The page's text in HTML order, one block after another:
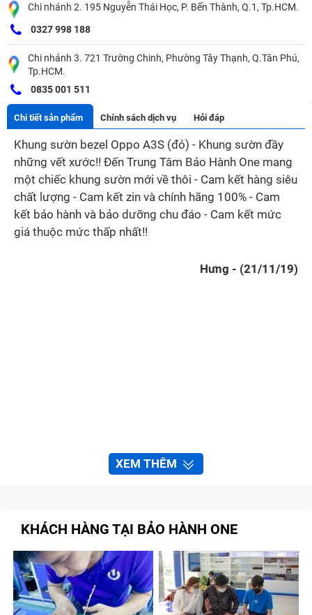
Chi nhánh 2. 195 Nguyễn Thái Học, P. Bến Thành, Q.1, Tp.HCM.
0327 998 188
Chi nhánh 3. 721 Trường Chinh, Phường Tây Thạnh, Q.Tân Phú,
Tp.HCM.
0835 001 511
Chi tiết sản phẩm Chính sách dịch vụ Hỏi đáp
Khung sườn bezel Oppo A3S (đỏ) - Khung sườn đầy
những vết xước!! Đến Trung Tâm Bảo Hành One mang
một chiếc khung sườn mới về thôi - Cam kết hàng siêu
chất lượng - Cam kết zin và chính hãng 100% - Cam
kết bảo hành và bảo dưỡng chu đáo - Cam kết mức
giá thuộc mức thấp nhất!!
Hưng - (21/11/19)
XEM THÊM
KHÁCH HÀNG TẠI BẢO HÀNH ONE